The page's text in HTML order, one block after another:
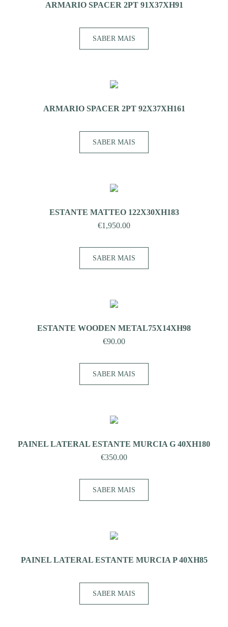
ARMARIO SPACER 2PT 91X37XH91
SABER MAIS
ARMARIO SPACER 2PT 92X37XH161
SABER MAIS
ESTANTE MATTEO 122X30XH183
€1,950.00
SABER MAIS
ESTANTE WOODEN METAL75X14XH98
€90.00
SABER MAIS
PAINEL LATERAL ESTANTE MURCIA G 40XH180
€350.00
SABER MAIS
PAINEL LATERAL ESTANTE MURCIA P 40XH85
SABER MAIS